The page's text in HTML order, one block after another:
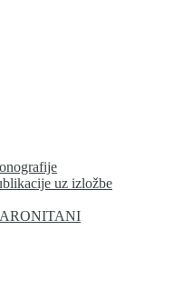
uz izložbe